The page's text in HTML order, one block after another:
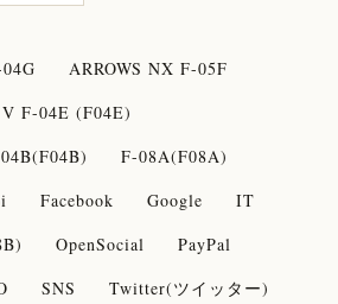
ARROWS NX F-05F
V F-04E (F04E)
F-08A(F08A)
Facebook Google
IT
OpenSocial
PayPal
SNS Twitter(ツイッター)